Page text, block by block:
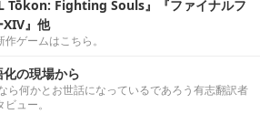
Tōkon: Fighting Souls』『ファイナルフ
XIV』他
ゲームはこちら。
の現場から
ら何かとお世話になっているであろう有志翻訳者
ュー。